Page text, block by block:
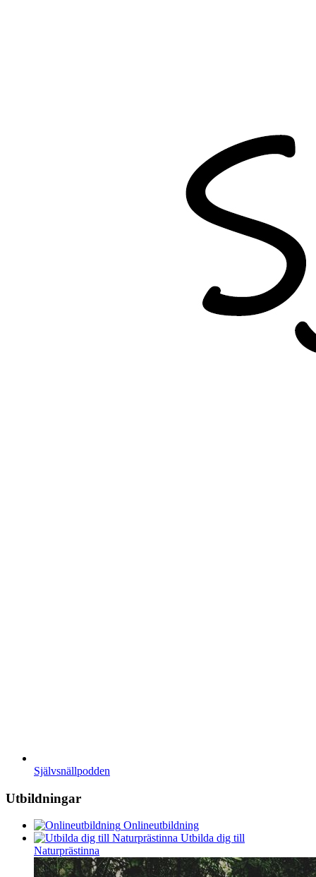
Självsnällpodden
Utbildningar
Onlineutbildning
Utbilda dig till
Naturprästinna